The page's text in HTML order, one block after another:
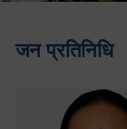
जन प्रतिनिधि